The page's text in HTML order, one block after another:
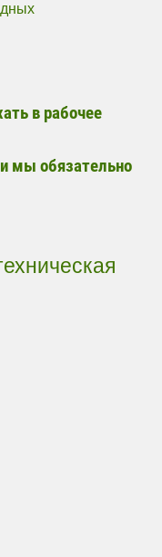
в рабочее
мы обязательно